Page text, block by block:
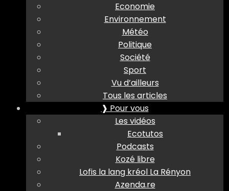
Economie
Environnement
Météo
Politique
Société
Sport
Vu d’ailleurs
Tous les articles
❱ Pour vous
Les vidéos
Ecotutos
Podcasts
Kozé libre
Lofis la lang kréol La Rényon
Azenda.re